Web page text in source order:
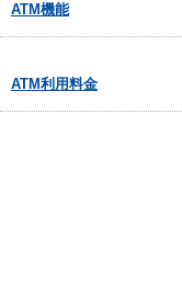
ATM機能
ATM利用料金